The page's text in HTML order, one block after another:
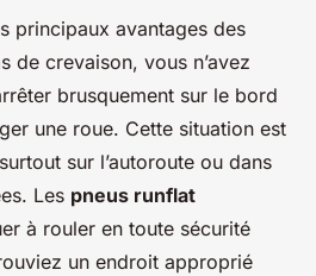
principaux avantages des
de crevaison, vous n’avez
brusquement sur le bord
une roue. Cette situation est
sur l’autoroute ou dans
Les pneus runflat
à rouler en toute sécurité
un endroit approprié